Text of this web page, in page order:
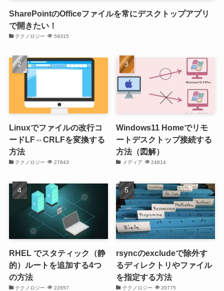
SharePointのOfficeファイルを常にデスクトップアプリ
で開きたい！
テクノロジー 59315
Linuxでファイルの改行コ
ードLF⇔CRLFを変換する
方法
テクノロジー 27843
Windows11 Homeでリモ
ートデスクトップ接続する
方法（図解）
メディア 24814
RHEL でスタティック（静
的）ルートを追加する4つ
の方法
テクノロジー 22657
rsyncのexcludeで除外す
るディレクトリやファイル
を指定する方法
テクノロジー 20775